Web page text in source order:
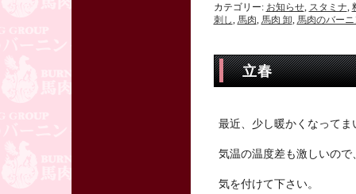
カテゴリー: お知らせ, スタミナ,
刺し, 馬肉, 馬肉 卸, 馬肉のバー
立春
最近、少し暖かくなってま
気温の温度差も激しいの
気を付けて下さい。